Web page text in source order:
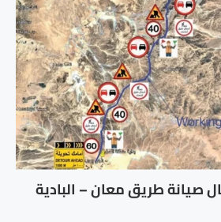
صيانة طريق معان – البادية